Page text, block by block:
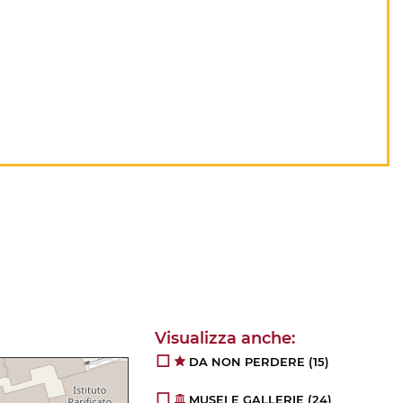
DA NON PERDERE (15)
MUSEI E GALLERIE (24)